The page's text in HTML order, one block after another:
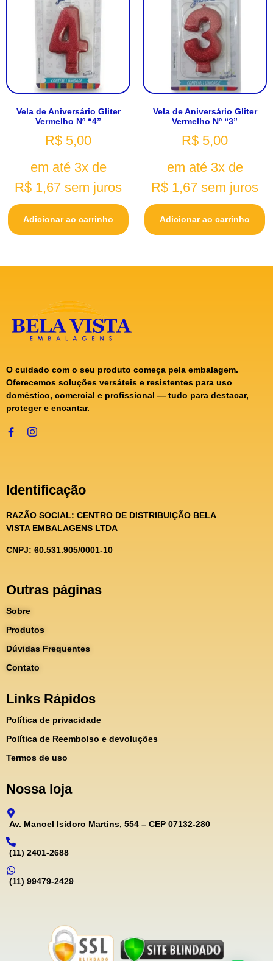
Vela de Aniversário Gliter
Vermelho Nº “4”
R$ 5,00
em até 3x de
R$ 1,67 sem juros
Adicionar ao carrinho
Vela de Aniversário Gliter
Vermelho Nº “3”
R$ 5,00
em até 3x de
R$ 1,67 sem juros
Adicionar ao carrinho
O cuidado com o seu produto começa pela embalagem.
Oferecemos soluções versáteis e resistentes para uso
doméstico, comercial e profissional — tudo para destacar,
proteger e encantar.
Identificação
RAZÃO SOCIAL: CENTRO DE DISTRIBUIÇÃO BELA
VISTA EMBALAGENS LTDA
CNPJ: 60.531.905/0001-10
Outras páginas
Sobre
Produtos
Dúvidas Frequentes
Contato
Links Rápidos
Política de privacidade
Política de Reembolso e devoluções
Termos de uso
Nossa loja
Av. Manoel Isidoro Martins, 554 – CEP 07132-280
(11) 2401-2688
(11) 99479-2429